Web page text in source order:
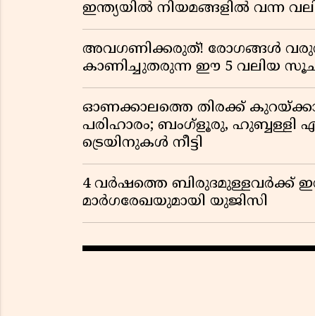
ഇന്ത്യയിൽ നിയമങ്ങളിൽ വന്ന
അവഗണിക്കരുത്! രോഗങ്ങൾ
കാണിച്ചുതരുന്ന ഈ 5 വലിയ
ഓണക്കാലത്തെ തിരക്ക്
പരിഹാരം; ബംഗ്ളൂരു, ഹുബ്ബള്ളി
ട്രെയിനുകൾ നീട്ടി
4 വർഷത്തെ ബിരുദമുള്ളവർക്ക്
മാർഗരേഖയുമായി യുജിസി